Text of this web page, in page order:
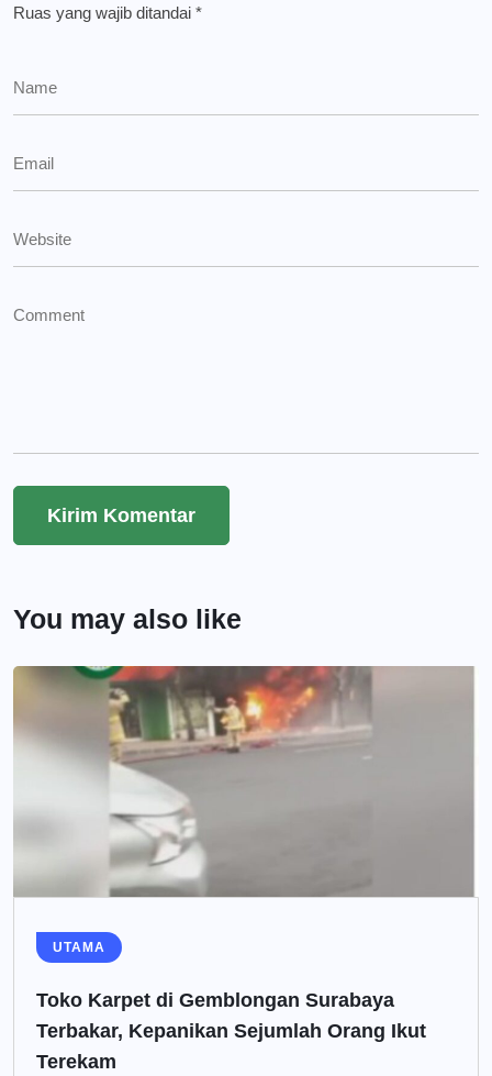
Ruas yang wajib ditandai *
You may also like
UTAMA
Toko Karpet di Gemblongan Surabaya
Terbakar, Kepanikan Sejumlah Orang Ikut
Terekam